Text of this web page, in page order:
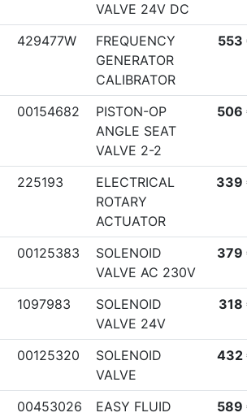
VALVE 24V DC
429477W
FREQUENCY
GENERATOR
CALIBRATOR
553
00154682
PISTON-OP
ANGLE SEAT
VALVE 2-2
506
225193
ELECTRICAL
ROTARY
ACTUATOR
339
00125383
SOLENOID
VALVE AC 230V
379
1097983
SOLENOID
VALVE 24V
318
00125320
SOLENOID
VALVE
432
00453026
EASY FLUID
589